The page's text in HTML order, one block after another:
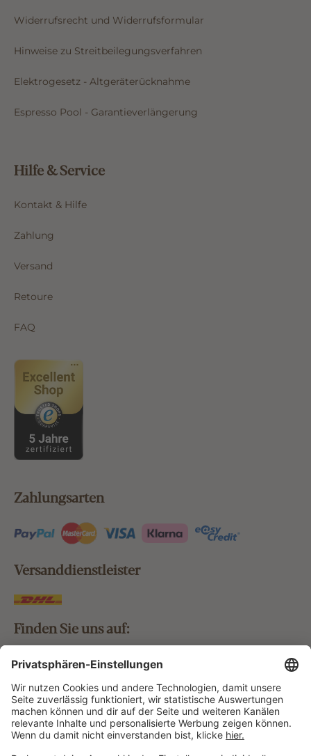
Widerrufsrecht und Widerrufsformular
Hinweise zu Streitbeilegungsverfahren
Elektrogesetz - Altgeräterücknahme
Espresso Pool - Garantieverlängerung
Hilfe & Service
Kontakt & Hilfe
Zahlung
Versand
Retoure
FAQ
Zahlungsarten
Versanddienstleister
Finden Sie uns auf:
Bestellung widerrufen
Vertrag widerrufen